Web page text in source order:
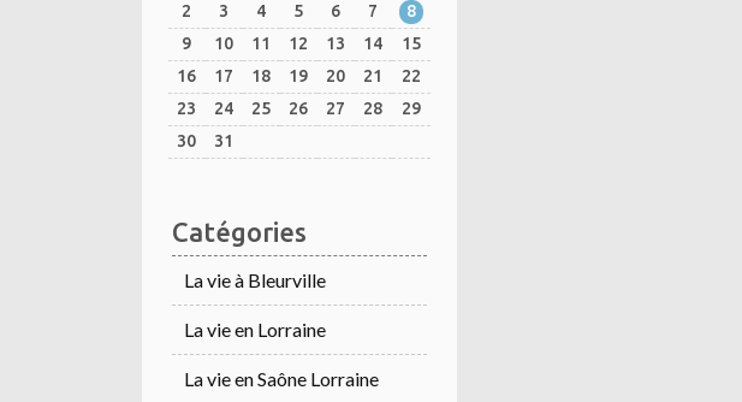
2
3 4 5 6 7
8
9
10 11 12 13 14
15
16
17 18 19 20 21
22
23
24 25 26 27 28
29
30
31
Catégories
La vie à Bleurville
La vie en Lorraine
La vie en Saône Lorraine